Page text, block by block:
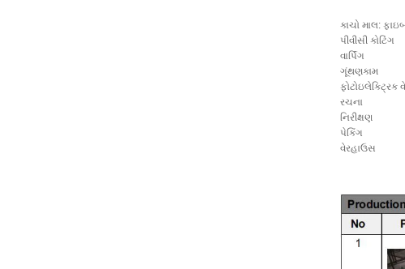
કાચો માલ:
પીવીસી કોટિંગ
વાર્પિંગ
ગૂંથણકામ
ફોટોઇલેક્ટ્રિક
રચના
નિરીક્ષણ
પેકિંગ
વેરહાઉસ